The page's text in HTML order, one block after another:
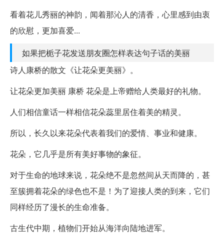
看着花儿秀丽的神韵，闻着那沁人的清香，心里感到由衷
的欣慰，更加喜爱...
如果把栀子花发送朋友圈怎样表达句子话的美丽
诗人康桥的散文《让花朵更美丽》。
让花朵更加美丽 康桥 花朵是上帝赠给人类最好的礼物。
人们相信童话一样相信花朵蕊里居住着美的精灵。
所以，长久以来花朵代表着我们的爱情、事业和健康。
花朵，它几乎是所有美好事物的象征。
对于生命的地球来说，花朵绝不是忽然间从天而降的，甚
至簇拥着花朵的绿色也不是！为了迎接人类的到来，它们
同样经历了漫长的生命准备。
古生代中期，植物们开始从海洋向陆地进军。